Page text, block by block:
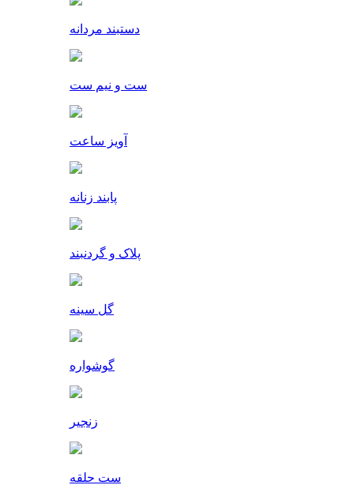
دستبند مردانه
ست و نیم ست
آویز ساعت
پابند زنانه
پلاک و گردنبند
گل سینه
گوشواره
زنجیر
ست حلقه